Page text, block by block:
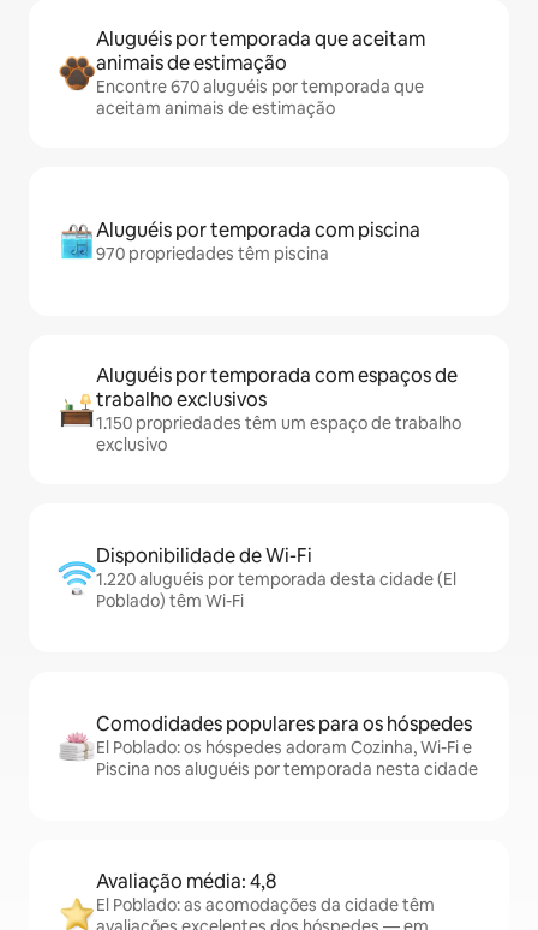
Aluguéis por temporada que aceitam
animais de estimação
Encontre 670 aluguéis por temporada que
aceitam animais de estimação
Aluguéis por temporada com piscina
970 propriedades têm piscina
Aluguéis por temporada com espaços de
trabalho exclusivos
1.150 propriedades têm um espaço de trabalho
exclusivo
Disponibilidade de Wi-Fi
1.220 aluguéis por temporada desta cidade (El
Poblado) têm Wi-Fi
Comodidades populares para os hóspedes
El Poblado: os hóspedes adoram Cozinha, Wi-Fi e
Piscina nos aluguéis por temporada nesta cidade
Avaliação média: 4,8
El Poblado: as acomodações da cidade têm